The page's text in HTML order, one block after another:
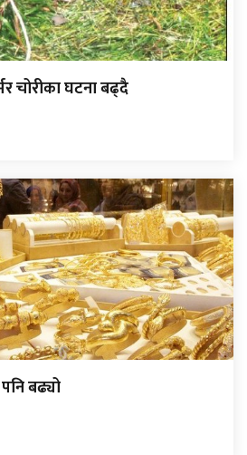
चोरीका घटना बढ्दै
बढ्यो